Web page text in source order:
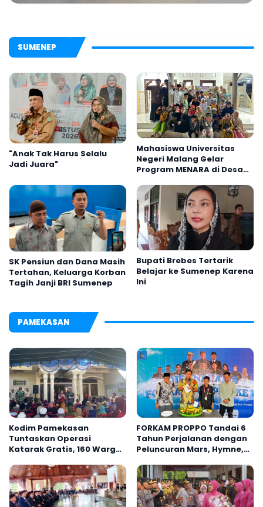
SUMENEP
"Anak Tak Harus Selalu
Jadi Juara"
Mahasiswa Universitas
Negeri Malang Gelar
Program MENARA di Desa
SK Pensiun dan Dana Masih
Tertahan, Keluarga Korban
Tagih Janji BRI Sumenep
Bupati Brebes Tertarik
Belajar ke Sumenep Karena
Ini
PAMEKASAN
Kodim Pamekasan
Tuntaskan Operasi
Katarak Gratis, 160 Warga
Jelas
FORKAM PROPPO Tandai 6
Tahun Perjalanan dengan
Peluncuran Mars, Hymne,